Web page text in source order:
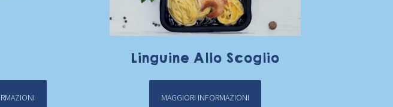
Linguine Allo Scoglio
MAGGIORI INFORMAZIONI